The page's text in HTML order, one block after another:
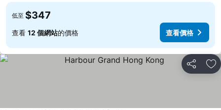
低至 $347
查看 12 個網站的價格 查看價格
分享 放